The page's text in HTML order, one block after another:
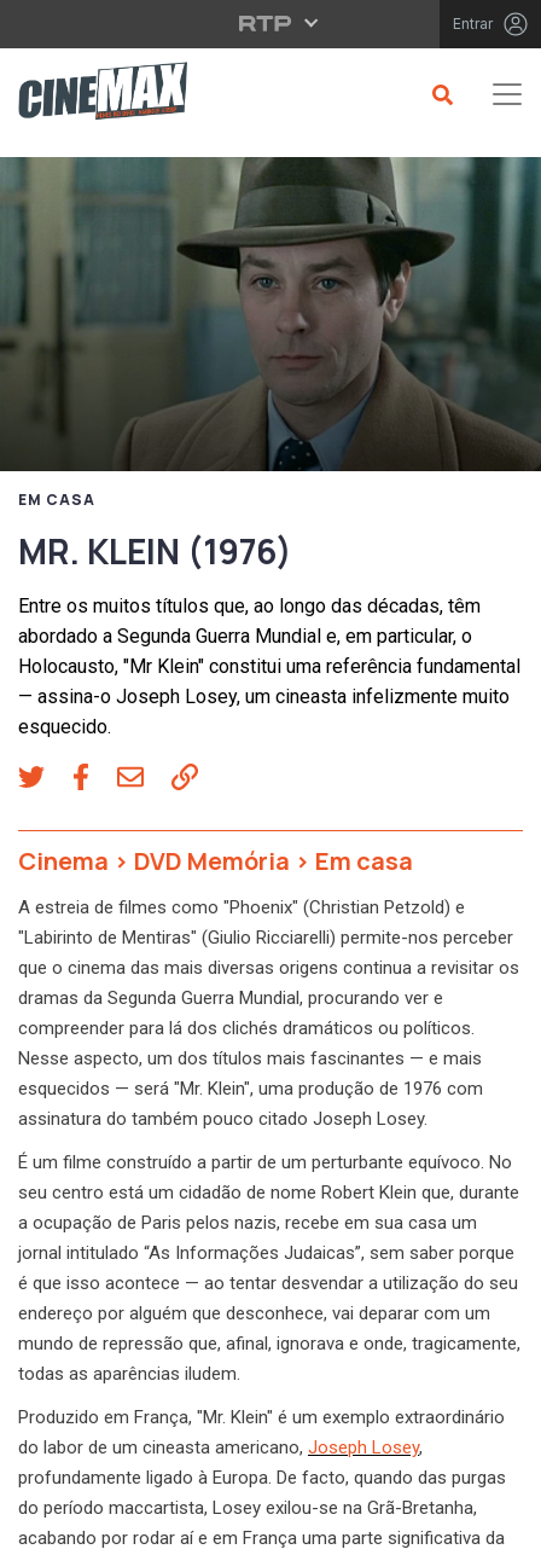
Saltar para o conteúdo principal Entrar
EM CASA
MR. KLEIN (1976)
Entre os muitos títulos que, ao longo das décadas, têm
abordado a Segunda Guerra Mundial e, em particular, o
Holocausto, "Mr Klein" constitui uma referência fundamental
— assina-o Joseph Losey, um cineasta infelizmente muito
esquecido.
Cinema > DVD Memória > Em casa
A estreia de filmes como "Phoenix" (Christian Petzold) e
"Labirinto de Mentiras" (Giulio Ricciarelli) permite-nos perceber
que o cinema das mais diversas origens continua a revisitar os
dramas da Segunda Guerra Mundial, procurando ver e
compreender para lá dos clichés dramáticos ou políticos.
Nesse aspecto, um dos títulos mais fascinantes — e mais
esquecidos — será "Mr. Klein", uma produção de 1976 com
assinatura do também pouco citado Joseph Losey.
É um filme construído a partir de um perturbante equívoco. No
seu centro está um cidadão de nome Robert Klein que, durante
a ocupação de Paris pelos nazis, recebe em sua casa um
jornal intitulado “As Informações Judaicas”, sem saber porque
é que isso acontece — ao tentar desvendar a utilização do seu
endereço por alguém que desconhece, vai deparar com um
mundo de repressão que, afinal, ignorava e onde, tragicamente,
todas as aparências iludem.
Produzido em França, "Mr. Klein" é um exemplo extraordinário
do labor de um cineasta americano, Joseph Losey,
profundamente ligado à Europa. De facto, quando das purgas
do período maccartista, Losey exilou-se na Grã-Bretanha,
acabando por rodar aí e em França uma parte significativa da